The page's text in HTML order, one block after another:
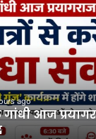
ago
गांधी आज